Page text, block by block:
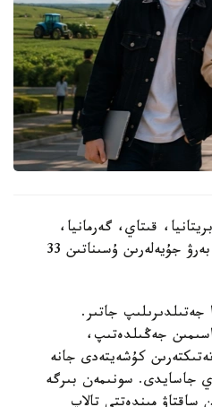
قىتاي، گەرمانيا،
فرانسيا، وڭتۇستىك كورەيا، رەسەي جانە باسقا دا مەملەكەتتەردىڭ جەتەكشى ءبىلىم بەرۋ جۇيەلەرىن ۇسىناتىن 33
جەتىلدىرىلىپ جاتىر.
جەڭىلدەتىپ،
كۇشەيتەدى جانە
جاسايدى. سونىمەن بىرگە